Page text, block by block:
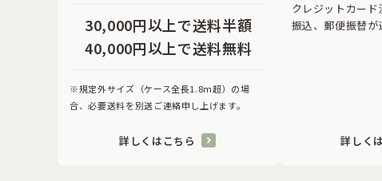
30,000円以上で送料半額
40,000円以上で送料無料
※規定外サイズ（ケース全長1.8ｍ超）の場
合、必要送料を別送ご連絡申し上げます。
詳しくはこちら
クレジットカー
振込、郵便振替が
詳しく